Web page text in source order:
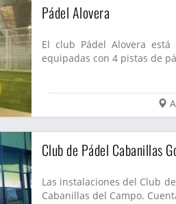
Pádel Alovera
El club Pádel Alovera
equipadas con 4 pistas de
Club de Pádel Cabanillas
Las instalaciones del Club
Cabanillas del Campo.